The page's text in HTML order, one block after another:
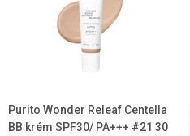
Purito Wonder Releaf Centella
BB krém SPF30/ PA+++ #21 30